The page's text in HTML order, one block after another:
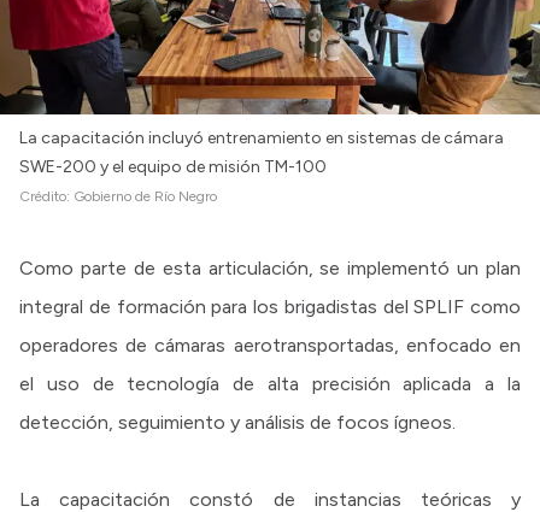
La capacitación incluyó entrenamiento en sistemas de cámara
SWE-200 y el equipo de misión TM-100
Crédito: Gobierno de Río Negro
Como parte de esta articulación, se implementó un plan
integral de formación para los brigadistas del SPLIF como
operadores de cámaras aerotransportadas, enfocado en
el uso de tecnología de alta precisión aplicada a la
detección, seguimiento y análisis de focos ígneos.
La capacitación constó de instancias teóricas y